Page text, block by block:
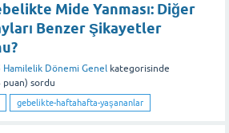
Mide Yanması: Diğer
Benzer Şikayetler
Hamilelik Dönemi Genel kategorisinde
puan) sordu
gebelikte-haftahafta-yaşananlar